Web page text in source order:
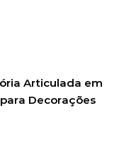
Articulada em
Decorações